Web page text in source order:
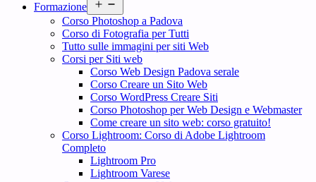
Formazione
menu
Corso Photoshop a Padova
Corso di Fotografia per Tutti
Tutto sulle immagini per siti Web
Corsi per Siti web
Corso Web Design Padova serale
Corso Creare un Sito Web
Corso WordPress Creare Siti
Corso Photoshop per Web Design e Webmaster
Come creare un sito web: corso gratuito!
Corso Lightroom: Corso di Adobe Lightroom
Completo
Lightroom Pro
Lightroom Varese